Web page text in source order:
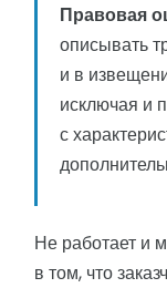
Правовая
описывать
и в
исключая и
с
Не работает и
в том, что